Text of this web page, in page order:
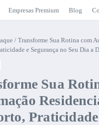
Empresas Premium Blog
/ Transforme Sua Rotina com
e Segurança no Seu Dia a
Sua
Praticidade